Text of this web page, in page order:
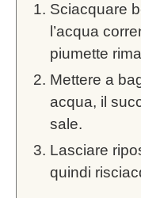
Sciacquare
l’acqua
piumette
Mettere a
acqua, il
sale.
Lasciare
quindi